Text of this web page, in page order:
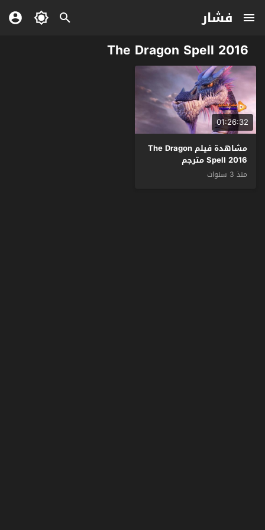
فشار
The Dragon Spell 2016
01:26:32
مشاهدة فيلم The Dragon
Spell 2016 مترجم
منذ 3 سنوات